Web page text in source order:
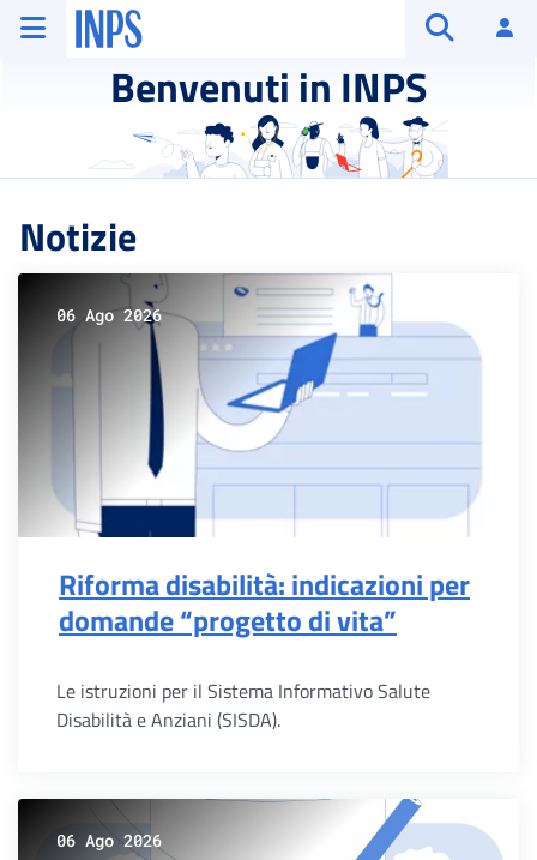
Vai al menu principale
Vai al contenuto principale
Vai al pie' di pagina
INPS ()
Benvenuti in INPS
Notizie
06 Ago 2026
Riforma disabilità: indicazioni per
domande “progetto di vita”
Le istruzioni per il Sistema Informativo Salute
Disabilità e Anziani (SISDA).
06 Ago 2026